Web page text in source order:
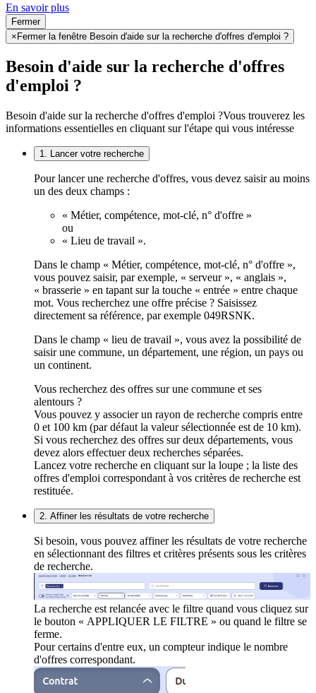
En savoir plus
Fermer
×Fermer la fenêtre Besoin d'aide sur la recherche d'offres d'emploi ?
Besoin d'aide sur la recherche d'offres
d'emploi ?
Besoin d'aide sur la recherche d'offres d'emploi ?Vous trouverez les
informations essentielles en cliquant sur l'étape qui vous intéresse
1. Lancer votre recherche
Pour lancer une recherche d'offres, vous devez saisir au moins
un des deux champs :
« Métier, compétence, mot-clé, n° d'offre »
ou
« Lieu de travail ».
Dans le champ « Métier, compétence, mot-clé, n° d'offre »,
vous pouvez saisir, par exemple, « serveur », « anglais »,
« brasserie » en tapant sur la touche « entrée » entre chaque
mot. Vous recherchez une offre précise ? Saisissez
directement sa référence, par exemple 049RSNK.
Dans le champ « lieu de travail », vous avez la possibilité de
saisir une commune, un département, une région, un pays ou
un continent.
Vous recherchez des offres sur une commune et ses
alentours ?
Vous pouvez y associer un rayon de recherche compris entre
0 et 100 km (par défaut la valeur sélectionnée est de 10 km).
Si vous recherchez des offres sur deux départements, vous
devez alors effectuer deux recherches séparées.
Lancez votre recherche en cliquant sur la loupe ; la liste des
offres d'emploi correspondant à vos critères de recherche est
restituée.
2. Affiner les résultats de votre recherche
Si besoin, vous pouvez affiner les résultats de votre recherche
en sélectionnant des filtres et critères présents sous les critères
de recherche.
La recherche est relancée avec le filtre quand vous cliquez sur
le bouton « APPLIQUER LE FILTRE » ou quand le filtre se
ferme.
Pour certains d'entre eux, un compteur indique le nombre
d'offres correspondant.